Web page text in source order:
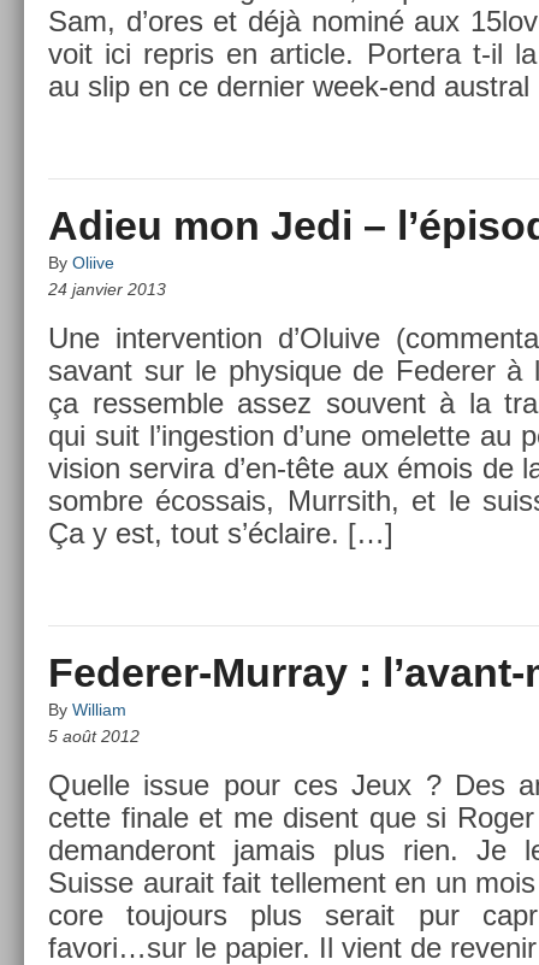
Sam, d’ores et déjà nominé aux
voit ici re­pris en ar­ticle. Por­tera t-il
au slip en ce de­rni­er week-end austr­al
Adieu mon Jedi –
By Oliive
24 janvier 2013
Une in­ter­ven­tion d’Oluive
savant sur le physique de Feder­er à
ça re­ssemble assez souvent à la
qui suit l’in­ges­tion d’une omelet­te au
vis­ion ser­vira d’en-tête aux émois de
sombre éco­ssais, Murrsith, et le
Ça y est, tout s’éclaire. […]
Federer-Murray :
By William
5 août 2012
Quel­le issue pour ces Jeux ? Des
cette fin­ale et me dis­ent que si
de­man­deront jamais plus rien. Je
Suis­se aurait fait tel­le­ment en un
core toujours plus serait pur
favori…­sur le papi­er. Il vient de